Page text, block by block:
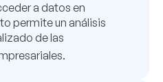
a datos en
permite un análisis
de las